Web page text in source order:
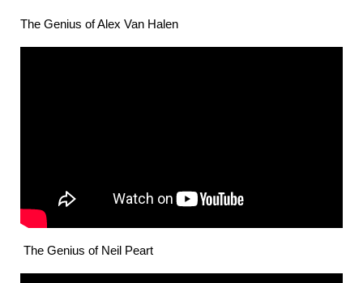
The Genius of Alex Van Halen
The Genius of Neil Peart